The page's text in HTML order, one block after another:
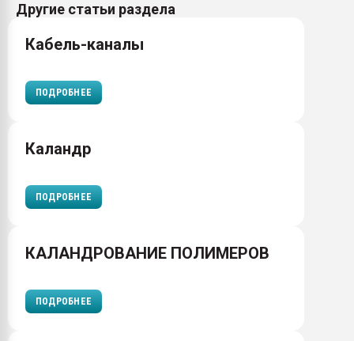
Другие статьи раздела
Кабель-каналы
ПОДРОБНЕЕ
Каландр
ПОДРОБНЕЕ
КАЛАНДРОВАНИЕ ПОЛИМЕРОВ
ПОДРОБНЕЕ